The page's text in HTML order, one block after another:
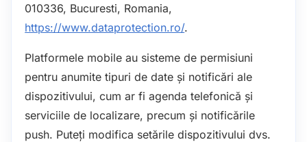
010336, Bucuresti, Romania,
https://www.dataprotection.ro/.
Platformele mobile au sisteme de permisiuni
pentru anumite tipuri de date și notificări ale
dispozitivului, cum ar fi agenda telefonică și
serviciile de localizare, precum și notificările
push. Puteți modifica setările dispozitivului dvs.